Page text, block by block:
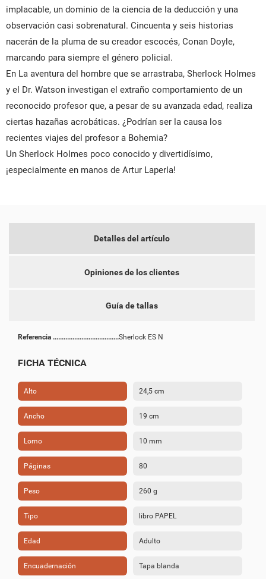
implacable, un dominio de la ciencia de la deducción y una
observación casi sobrenatural. Cincuenta y seis historias
nacerán de la pluma de su creador escocés, Conan Doyle,
marcando para siempre el género policial.
En La aventura del hombre que se arrastraba, Sherlock Holmes
y el Dr. Watson investigan el extraño comportamiento de un
reconocido profesor que, a pesar de su avanzada edad, realiza
ciertas hazañas acrobáticas. ¿Podrían ser la causa los
recientes viajes del profesor a Bohemia?
Un Sherlock Holmes poco conocido y divertidísimo,
¡especialmente en manos de Artur Laperla!
Detalles del artículo
Opiniones de los clientes
Guía de tallas
Referencia Sherlock ES N
FICHA TÉCNICA
Alto 24,5 cm
Ancho 19 cm
Lomo 10 mm
Páginas 80
Peso 260 g
Tipo libro PAPEL
Edad Adulto
Encuadernación Tapa blanda
CREAR LISTA DE DESEOS
NOMBRE DE LA LISTA DE DESEOS
CANCELAR CREAR LISTA DE DESEOS
INICIAR SESIÓN